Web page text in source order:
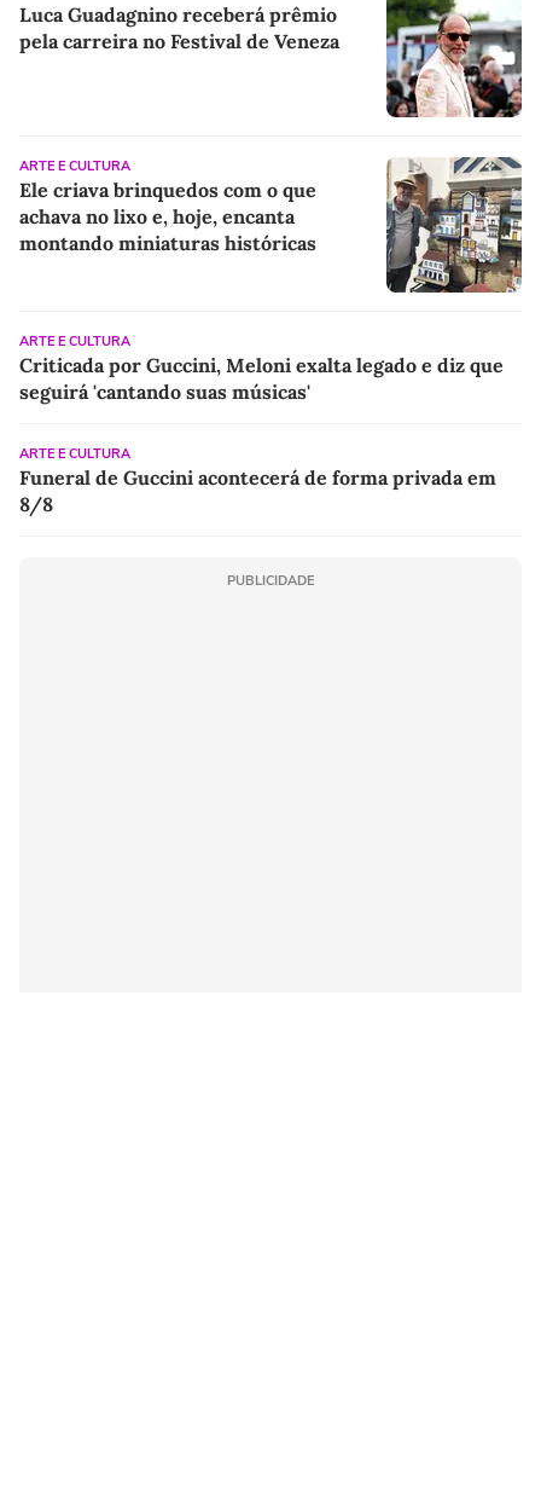
Luca Guadagnino receberá prêmio
pela carreira no Festival de Veneza
ARTE E CULTURA
Ele criava brinquedos com o que
achava no lixo e, hoje, encanta
montando miniaturas históricas
ARTE E CULTURA
Criticada por Guccini, Meloni exalta legado e diz que
seguirá 'cantando suas músicas'
ARTE E CULTURA
Funeral de Guccini acontecerá de forma privada em
8/8
PUBLICIDADE